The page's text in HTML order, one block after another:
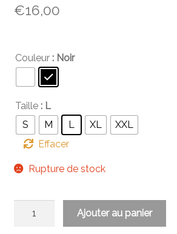
€16,00
Couleur : Noir
Taille : L
S
M L XL
XXL
Effacer
Rupture de stock
Ajouter au panier